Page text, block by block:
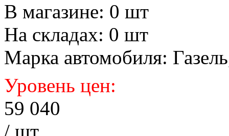
В магазине: 0 шт
На складах: 0 шт
Марка автомобиля:
Уровень цен:
59 040
/ шт